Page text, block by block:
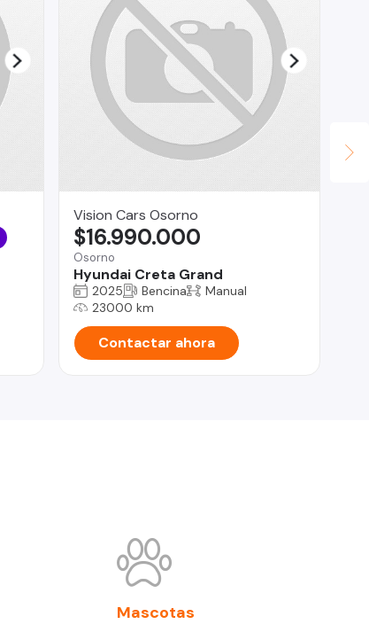
Vision Cars Osorno
Osorno
Hyundai Creta Grand
$16.990.000
2025 Bencina
Manual
23000 km
Contactar ahora
Mascotas